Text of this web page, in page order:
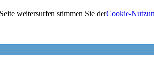
weitersurfen stimmen Sie derCookie-